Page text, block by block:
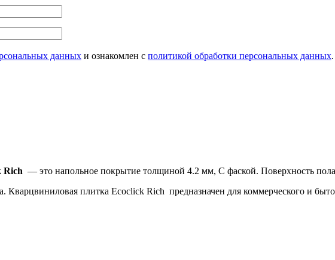
данных и ознакомлен с политикой обработки персональных данных.
Rich — это напольное покрытие толщиной 4.2 мм, С фаской. Поверхность
Кварцвиниловая плитка Ecoclick Rich предназначен для коммерческого и